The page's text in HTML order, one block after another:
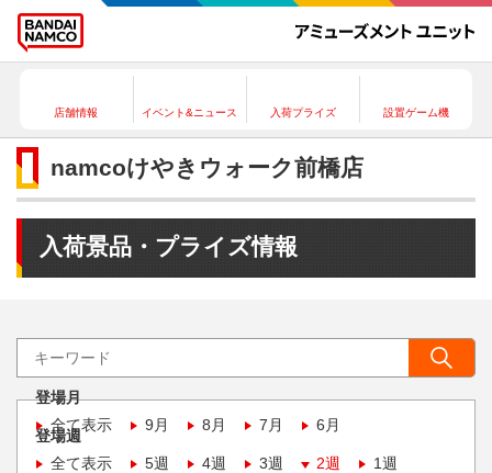
店舗情報 イベント&ニュース 入荷プライズ 設置ゲーム機
namcoけやきウォーク前橋店
入荷景品・プライズ情報
登場月
全て表示
9月 8月 7月 6月
登場週
全て表示
5週 4週 3週 2週 1週